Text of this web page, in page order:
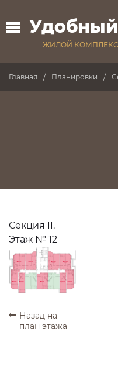
Удобный
ЖИЛОЙ КОМПЛЕКС
Главная Планировки
Секция II.
Этаж № 12
ПРОДАНО
ПРОДАНО
ПРОДАНО
ПРОДАНО
ПРОДАНО
Назад на
план этажа